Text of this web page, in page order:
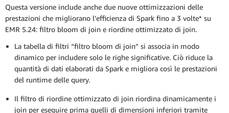
Questa versione include anche due nuove ottimizzazioni delle
prestazioni che migliorano l’efficienza di Spark fino a 3 volte* su
EMR 5.24: filtro bloom di join e riordine ottimizzato di join.
La tabella di filtri “filtro bloom di join” si associa in modo
dinamico per includere solo le righe significative. Ciò riduce la
quantità di dati elaborati da Spark e migliora così le prestazioni
del runtime delle query.
Il filtro di riordine ottimizzato di join riordina dinamicamente i
join per eseguire prima quelli di dimensioni inferiori tramite